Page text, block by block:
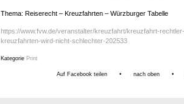
Thema: Reiserecht – Kreuzfahrten – Würzburger Tabelle
https://www.fvw.de/veranstalter/kreuzfahrt/kreuzfahrt-
kreuzfahrten-wird-nicht-schlechter-202533
Kategorie Print
Auf Facebook teilen • nach oben •